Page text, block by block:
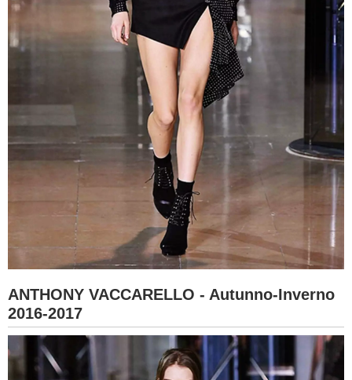
ANTHONY VACCARELLO - Autunno-Inverno
2016-2017